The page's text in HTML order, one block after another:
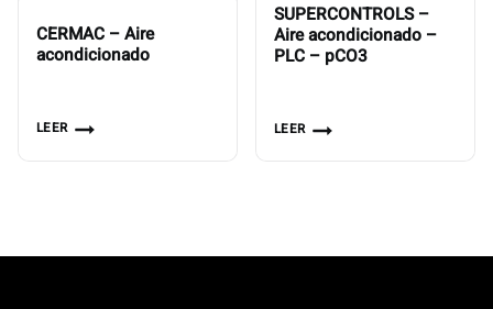
CERMAC – Aire
acondicionado
LEER
SUPERCONTROLS –
Aire acondicionado –
PLC – pCO3
LEER